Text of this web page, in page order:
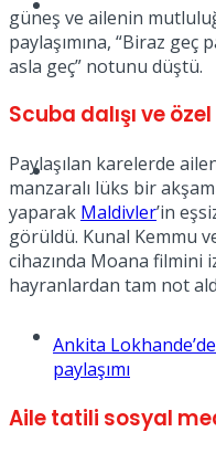
Sinema
Tatil
güneş ve ailenin
paylaşımına, “Biraz geç
asla geç” notunu düştü.
Scuba dalışı ve
Paylaşılan karelerde
manzaralı lüks bir
yaparak Maldivler’in
görüldü. Kunal Kemmu
cihazında Moana filmini
hayranlardan tam not
Ankita
paylaşımı
Aile tatili sosyal